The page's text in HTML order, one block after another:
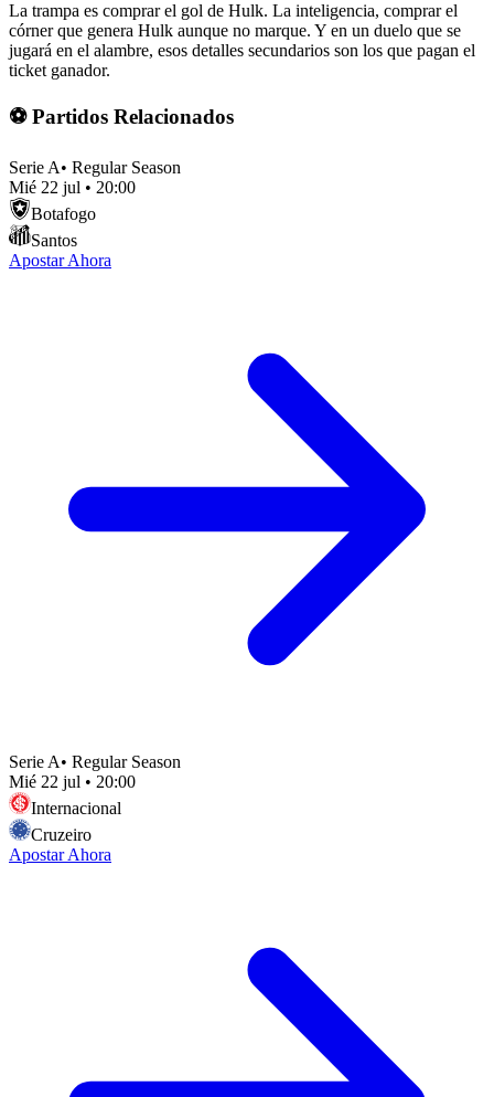
La trampa es comprar el gol de Hulk. La inteligencia, comprar el
córner que genera Hulk aunque no marque. Y en un duelo que se
jugará en el alambre, esos detalles secundarios son los que pagan el
ticket ganador.
⚽ Partidos Relacionados
Serie A• Regular Season
Mié 22 jul • 20:00
Botafogo
Santos
Apostar Ahora
Serie A• Regular Season
Mié 22 jul • 20:00
Internacional
Cruzeiro
Apostar Ahora